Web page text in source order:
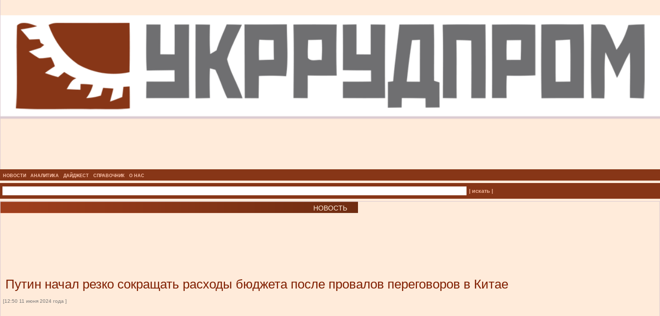
НОВОСТИ АНАЛИТИКА ДАЙДЖЕСТ СПРАВОЧНИК О НАС
| искать |
НОВОСТЬ
Путин начал резко сокращать расходы бюджета после провалов переговоров в Китае
[12:50 11 июня 2024 года ]